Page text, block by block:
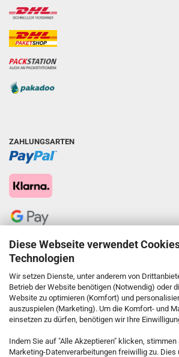
Diese Webseite verwendet
Technologien
Wir setzen Dienste, unter anderem von
Betrieb der Website benötigen (Notwendig) oder
Website zu optimieren (Komfort) und
auszuspielen (Marketing). Um die Komfort- und
einsetzen zu dürfen, benötigen wir Ihre
Indem Sie auf "Alle Akzeptieren" klicken,
Marketing-Datenverarbeitungen freiwillig zu.
ZAHLUNGSARTEN
KONTAKT